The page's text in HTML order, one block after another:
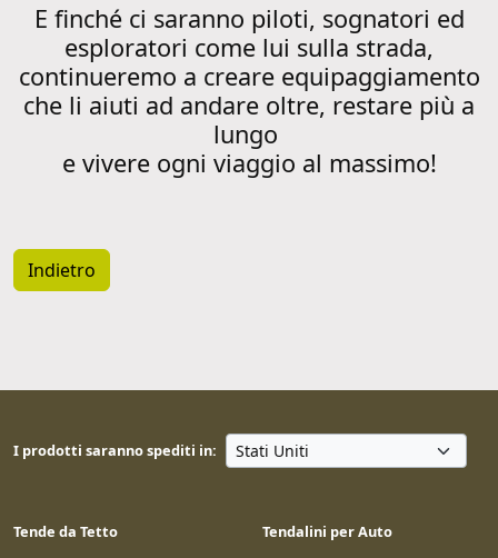
E finché ci saranno piloti, sognatori ed
esploratori come lui sulla strada,
continueremo a creare equipaggiamento
che li aiuti ad andare oltre, restare più a
lungo
e vivere ogni viaggio al massimo!
Indietro
I prodotti saranno spediti in:
Tende da Tetto
Tendalini per Auto